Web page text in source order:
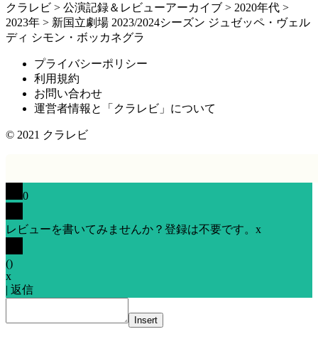
クラレビ > 公演記録＆レビューアーカイブ > 2020年代 >
2023年 > 新国立劇場 2023/2024シーズン ジュゼッペ・ヴェル
ディ シモン・ボッカネグラ
プライバシーポリシー
利用規約
お問い合わせ
運営者情報と「クラレビ」について
© 2021 クラレビ
0
レビューを書いてみませんか？登録は不要です。 x
()
x
| 返信
Insert